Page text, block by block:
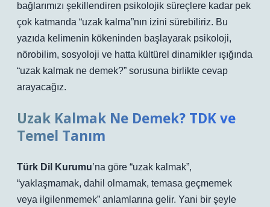
bağlarımızı şekillendiren psikolojik süreçlere kadar pek
çok katmanda “uzak kalma”nın izini sürebiliriz. Bu
yazıda kelimenin kökeninden başlayarak psikoloji,
nörobilim, sosyoloji ve hatta kültürel dinamikler ışığında
“uzak kalmak ne demek?” sorusuna birlikte cevap
arayacağız.
Uzak Kalmak Ne Demek? TDK ve
Temel Tanım
Türk Dil Kurumu’na göre “uzak kalmak”,
“yaklaşmamak, dahil olmamak, temasa geçmemek
veya ilgilenmemek” anlamlarına gelir. Yani bir şeyle